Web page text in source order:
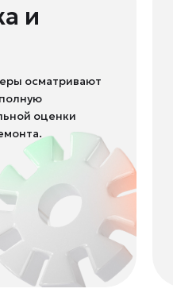
и
осматривают
оценки